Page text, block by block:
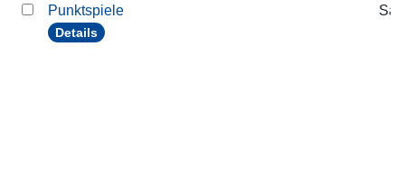
Punktspiele
Details